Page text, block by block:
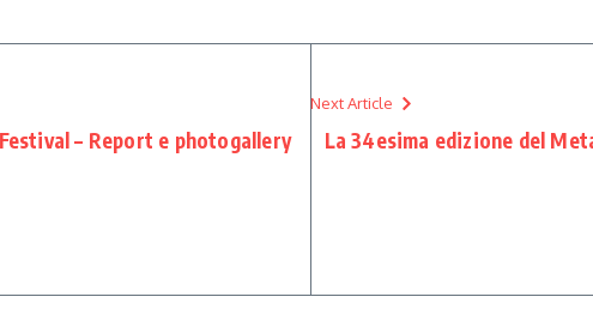
– Report e photogallery
Next Article
La 34esima edizione del